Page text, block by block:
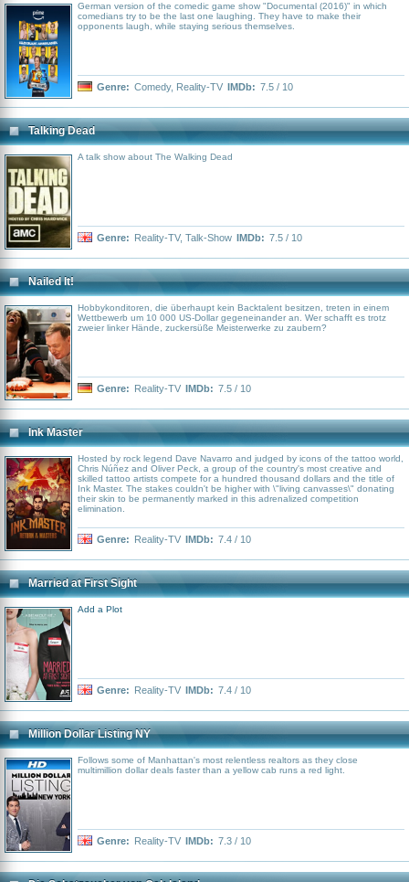
German version of the comedic game show "Documental (2016)" in which
comedians try to be the last one laughing. They have to make their
opponents laugh, while staying serious themselves.
Genre: Comedy, Reality-TV IMDb: 7.5 / 10
Talking Dead
A talk show about The Walking Dead
Genre: Reality-TV, Talk-Show IMDb: 7.5 / 10
Nailed It!
Hobbykonditoren, die überhaupt kein Backtalent besitzen, treten in einem
Wettbewerb um 10 000 US-Dollar gegeneinander an. Wer schafft es trotz
zweier linker Hände, zuckersüße Meisterwerke zu zaubern?
Genre: Reality-TV IMDb: 7.5 / 10
Ink Master
Hosted by rock legend Dave Navarro and judged by icons of the tattoo world,
Chris Núñez and Oliver Peck, a group of the country's most creative and
skilled tattoo artists compete for a hundred thousand dollars and the title of
Ink Master. The stakes couldn't be higher with \"living canvasses\" donating
their skin to be permanently marked in this adrenalized competition
elimination.
Genre: Reality-TV IMDb: 7.4 / 10
Married at First Sight
Add a Plot
Genre: Reality-TV IMDb: 7.4 / 10
Million Dollar Listing NY
Follows some of Manhattan's most relentless realtors as they close
multimillion dollar deals faster than a yellow cab runs a red light.
Genre: Reality-TV IMDb: 7.3 / 10